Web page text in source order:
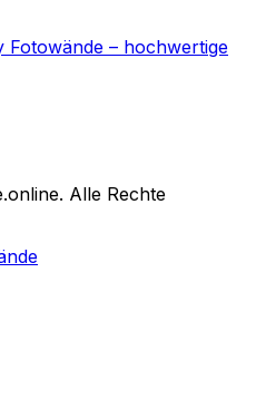
Fotowände – hochwertige
. Alle Rechte